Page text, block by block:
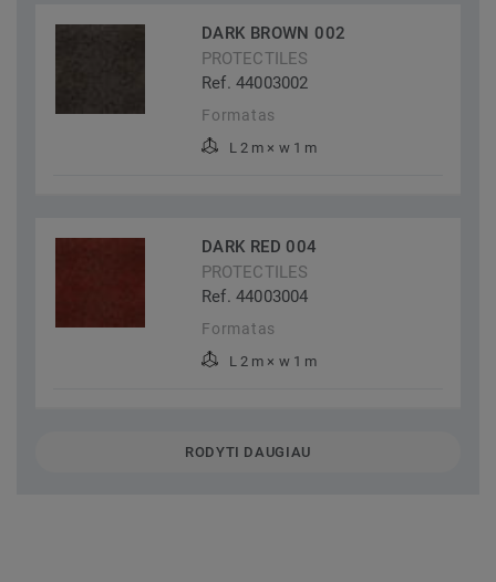
DARK BROWN 002
PROTECTILES
Ref. 44003002
Formatas
L 2 m × w 1 m
DARK RED 004
PROTECTILES
Ref. 44003004
Formatas
L 2 m × w 1 m
RODYTI DAUGIAU